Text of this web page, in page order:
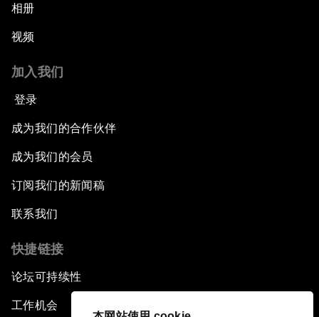
相册
视频
加入我们
登录
成为我们的合作伙伴
成为我们的会员
订阅我们的新闻稿
联系我们
快捷链接
论坛可持续性
工作机会